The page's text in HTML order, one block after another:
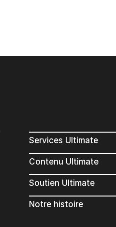
Services Ultimate
Contenu Ultimate
Soutien Ultimate
Notre histoire